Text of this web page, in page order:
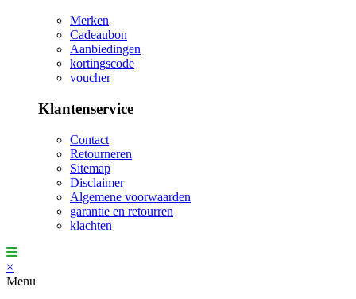
Merken
Cadeaubon
Aanbiedingen
kortingscode
voucher
Klantenservice
Contact
Retourneren
Sitemap
Disclaimer
Algemene voorwaarden
garantie en retourren
klachten
×
Menu